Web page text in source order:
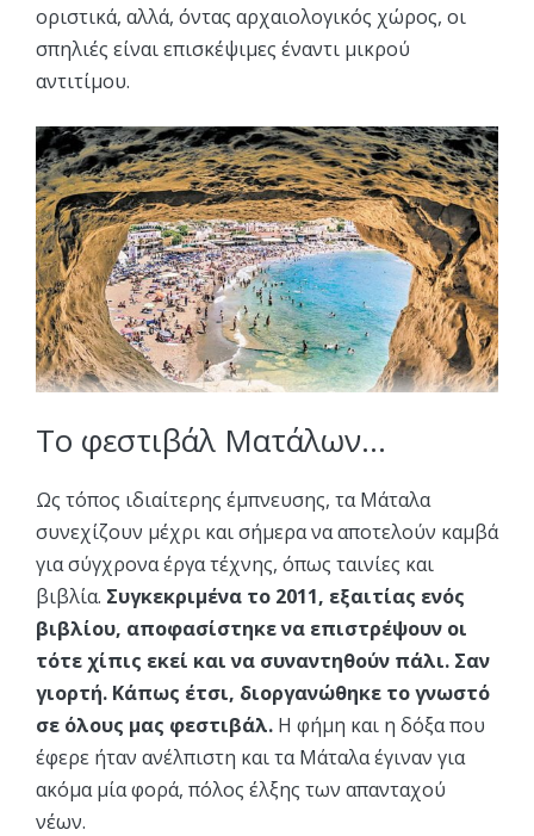
οριστικά, αλλά, όντας αρχαιολογικός χώρος, οι
σπηλιές είναι επισκέψιμες έναντι μικρού
αντιτίμου.
Το φεστιβάλ Ματάλων…
Ως τόπος ιδιαίτερης έμπνευσης, τα Μάταλα
συνεχίζουν μέχρι και σήμερα να αποτελούν καμβά
για σύγχρονα έργα τέχνης, όπως ταινίες και
βιβλία. Συγκεκριμένα το 2011, εξαιτίας ενός
βιβλίου, αποφασίστηκε να επιστρέψουν οι
τότε χίπις εκεί και να συναντηθούν πάλι. Σαν
γιορτή. Κάπως έτσι, διοργανώθηκε το γνωστό
σε όλους μας φεστιβάλ. Η φήμη και η δόξα που
έφερε ήταν ανέλπιστη και τα Μάταλα έγιναν για
ακόμα μία φορά, πόλος έλξης των απανταχού
νέων.